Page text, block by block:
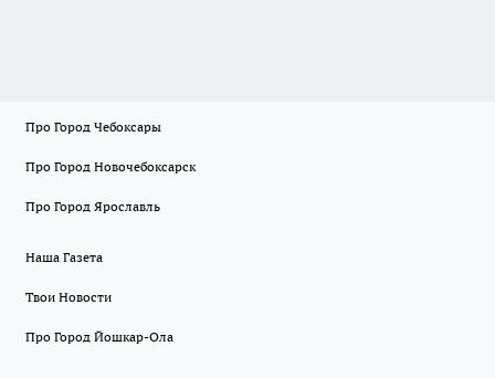
Про Город Чебоксары
Про Город Новочебоксарск
Про Город Ярославль
Наша Газета
Твои Новости
Про Город Йошкар-Ола